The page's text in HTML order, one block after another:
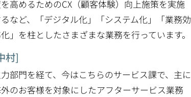
高めるためのCX（顧客体験）向上施策を実施
など、「デジタル化」「システム化」「業務効
」を柱としたさまざまな業務を行っています。
村]
部門を経て、今はこちらのサービス課で、主に
のお客様を対象にしたアフターサービス業務